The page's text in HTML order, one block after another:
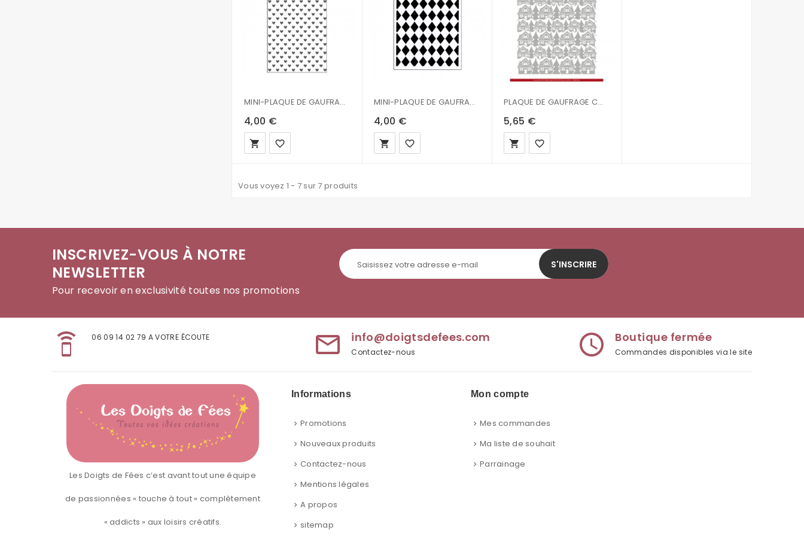
MINI-PLAQUE DE GAUFRAGE - 7.6 X 12.7 CM - COEURS
4,00 €
local_grocery_store favorite_border
MINI-PLAQUE DE GAUFRAGE - 7.6 X 12.7 CM - DIAMANTS
4,00 €
local_grocery_store favorite_border
PLAQUE DE GAUFRAGE COSY CHRISTMAS
5,65 €
local_grocery_store favorite_border
Vous voyez 1 - 7 sur 7 produits
INSCRIVEZ-VOUS À NOTRE
NEWSLETTER
Pour recevoir en exclusivité toutes nos promotions
S'INSCRIRE
speaker_phone 06 09 14 02 79 A VOTRE ÉCOUTE mail_outline info@doigtsdefees.com
Contactez-nous access_time Boutique fermée
Commandes disponibles via le site
Les Doigts de Fées c’est avant tout une équipe
de passionnées « touche à tout » complètement
« addicts » aux loisirs créatifs.
Informations
Promotions
Nouveaux produits
Contactez-nous
Mentions légales
A propos
sitemap
Mon compte
Mes commandes
Ma liste de souhait
Parrainage